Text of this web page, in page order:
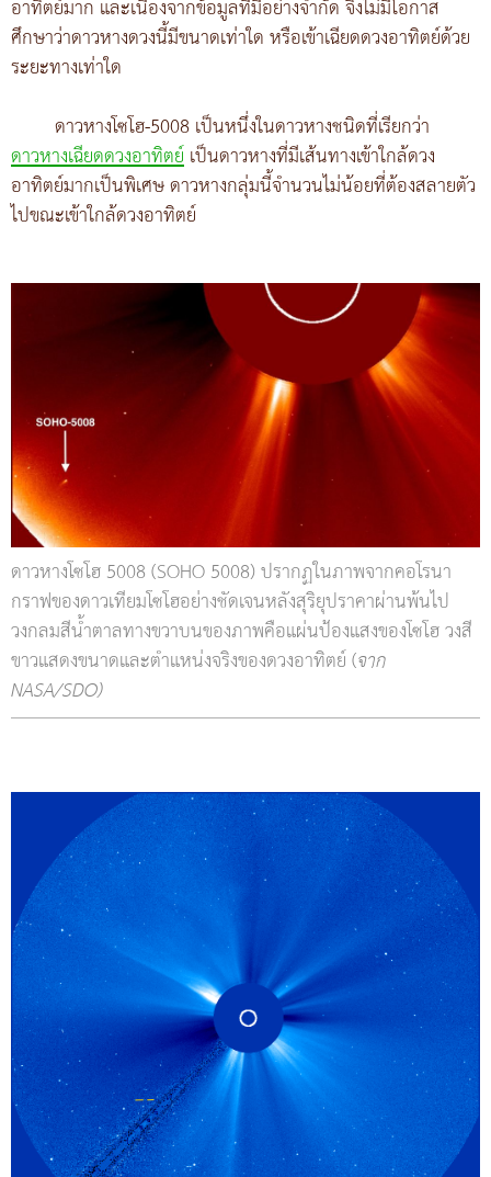
อาทิตย์มาก และเนื่องจากข้อมูลที่มีอย่างจำกัด จึงไม่มีโอกาส
ศึกษาว่าดาวหางดวงนี้มีขนาดเท่าใด หรือเข้าเฉียดดวงอาทิตย์ด้วย
ระยะทางเท่าใด
ดาวหางโซโฮ-5008 เป็นหนึ่งในดาวหางชนิดที่เรียกว่า
ดาวหางเฉียดดวงอาทิตย์เป็นดาวหางที่มีเส้นทางเข้าใกล้ดวง
อาทิตย์มากเป็นพิเศษ ดาวหางกลุ่มนี้จำนวนไม่น้อยที่ต้องสลายตัว
ไปขณะเข้าใกล้ดวงอาทิตย์
ดาวหางโซโฮ 5008 (SOHO 5008) ปรากฏในภาพจากคอโรนา
กราฟของดาวเทียมโซโฮอย่างชัดเจนหลังสุริยุปราคาผ่านพ้นไป
วงกลมสีน้ำตาลทางขวาบนของภาพคือแผ่นป้องแสงของโซโฮ วงสี
ขาวแสดงขนาดและตำแหน่งจริงของดวงอาทิตย์ (จาก
NASA/SDO)